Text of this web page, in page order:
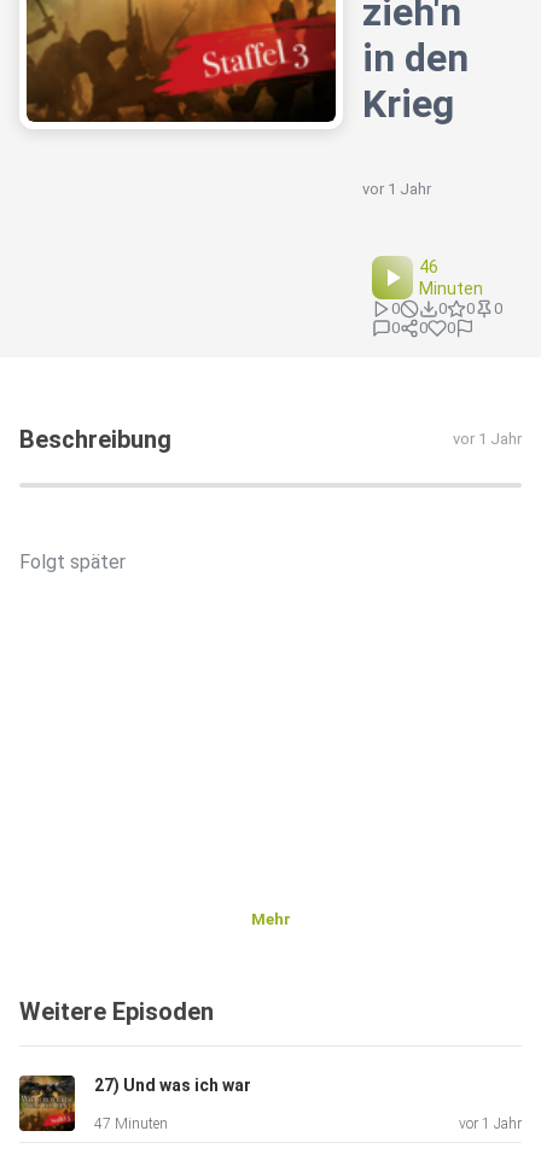
zieh'n
in den
Krieg
vor 1 Jahr
46
Minuten
0 0 0
0
0
0 0
Beschreibung vor 1 Jahr
Folgt später
Mehr
Weitere Episoden
27) Und was ich war
47 Minuten vor 1 Jahr